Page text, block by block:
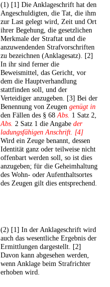
(1) [1] Die Anklageschrift hat den
Angeschuldigten, die Tat, die ihm
zur Last gelegt wird, Zeit und Ort
ihrer Begehung, die gesetzlichen
Merkmale der Straftat und die
anzuwendenden Strafvorschriften
zu bezeichnen (Anklagesatz). [2]
In ihr sind ferner die
Beweismittel, das Gericht, vor
dem die Hauptverhandlung
stattfinden soll, und der
Verteidiger anzugeben. [3] Bei der
Benennung von Zeugen genügt in
den Fällen des § 68Abs. 1 Satz 2,
Abs. 2 Satz 1 die Angabe der
ladungsfähigen Anschrift. [4]
Wird ein Zeuge benannt, dessen
Identität ganz oder teilweise nicht
offenbart werden soll, so ist dies
anzugeben; für die Geheimhaltung
des Wohn- oder Aufenthaltsortes
des Zeugen gilt dies entsprechend.
(2) [1] In der Anklageschrift wird
auch das wesentliche Ergebnis der
Ermittlungen dargestellt. [2]
Davon kann abgesehen werden,
wenn Anklage beim Strafrichter
erhoben wird.